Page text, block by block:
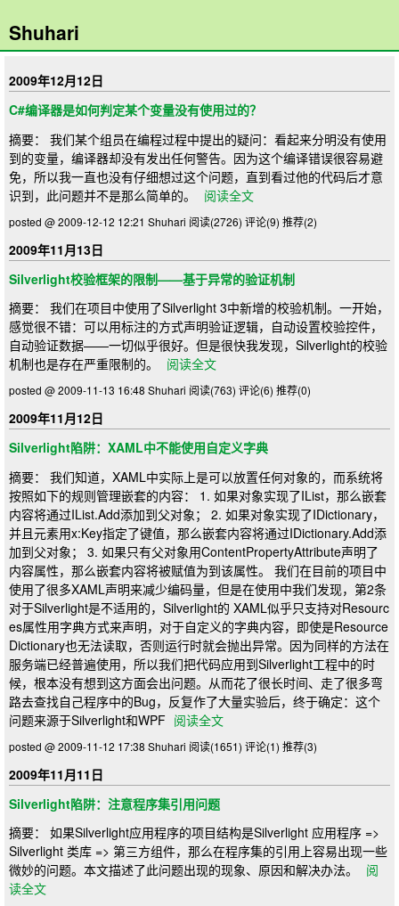
Shuhari
2009年12月12日
C#编译器是如何判定某个变量没有使用过的？
摘要： 我们某个组员在编程过程中提出的疑问：看起来分明没有使用
到的变量，编译器却没有发出任何警告。因为这个编译错误很容易避
免，所以我一直也没有仔细想过这个问题，直到看过他的代码后才意
识到，此问题并不是那么简单的。
阅读全文
posted @ 2009-12-12 12:21 Shuhari 阅读(2726) 评论(9) 推荐(2)
2009年11月13日
Silverlight校验框架的限制——基于异常的验证机制
摘要： 我们在项目中使用了Silverlight 3中新增的校验机制。一开始，
感觉很不错：可以用标注的方式声明验证逻辑，自动设置校验控件，
自动验证数据——一切似乎很好。但是很快我发现，Silverlight的校验
机制也是存在严重限制的。
阅读全文
posted @ 2009-11-13 16:48 Shuhari 阅读(763) 评论(6) 推荐(0)
2009年11月12日
Silverlight陷阱：XAML中不能使用自定义字典
摘要： 我们知道，XAML中实际上是可以放置任何对象的，而系统将
按照如下的规则管理嵌套的内容： 1. 如果对象实现了IList，那么嵌套
内容将通过IList.Add添加到父对象； 2. 如果对象实现了IDictionary，
并且元素用x:Key指定了键值，那么嵌套内容将通过IDictionary.Add添
加到父对象； 3. 如果只有父对象用ContentPropertyAttribute声明了
内容属性，那么嵌套内容将被赋值为到该属性。 我们在目前的项目中
使用了很多XAML声明来减少编码量，但是在使用中我们发现，第2条
对于Silverlight是不适用的，Silverlight的 XAML似乎只支持对Resourc
es属性用字典方式来声明，对于自定义的字典内容，即使是Resource
Dictionary也无法读取，否则运行时就会抛出异常。因为同样的方法在
服务端已经普遍使用，所以我们把代码应用到Silverlight工程中的时
候，根本没有想到这方面会出问题。从而花了很长时间、走了很多弯
路去查找自己程序中的Bug，反复作了大量实验后，终于确定：这个
问题来源于Silverlight和WPF 阅读全文
posted @ 2009-11-12 17:38 Shuhari 阅读(1651) 评论(1) 推荐(3)
2009年11月11日
Silverlight陷阱：注意程序集引用问题
摘要： 如果Silverlight应用程序的项目结构是Silverlight 应用程序 =>
Silverlight 类库 => 第三方组件，那么在程序集的引用上容易出现一些
微妙的问题。本文描述了此问题出现的现象、原因和解决办法。
阅
读全文